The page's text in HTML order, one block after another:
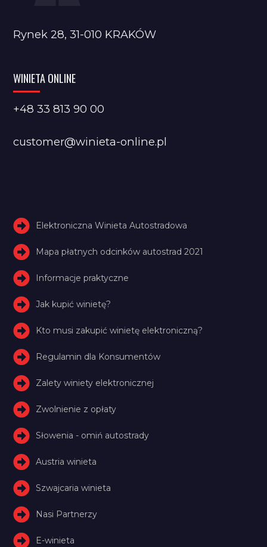
Rynek 28, 31-010 KRAKÓW
WINIETA ONLINE
+48 33 813 90 00
customer@winieta-online.pl
Elektroniczna Winieta Autostradowa
Mapa płatnych odcinków autostrad 2021
Informacje praktyczne
Jak kupić winietę?
Kto musi zakupić winietę elektroniczną?
Regulamin dla Konsumentów
Zalety winiety elektronicznej
Zwolnienie z opłaty
Słowenia - omiń autostrady
Austria winieta
Szwajcaria winieta
Nasi Partnerzy
E-winieta